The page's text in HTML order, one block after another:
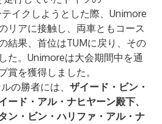
イクしようとした際、Unimore
リアに接触し、両車ともコース
結果、首位はTUMに戻り、その
た。Unimoreは大会期間中を通
賞を獲得しました。
の勝者には、 ザイード・ビン・
ード・アル・ナヒヤーン殿下、
ン・ビン・ハリファ・アル・ナ